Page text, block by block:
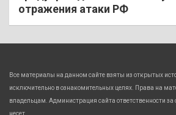
отражения атаки РФ
Все материалы на данном сайте взяты из открытых
исключительно в ознакомительных целях. Права на
владельцам. Администрация сайта ответственности